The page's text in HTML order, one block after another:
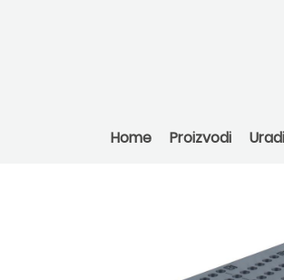
Home Proizvodi